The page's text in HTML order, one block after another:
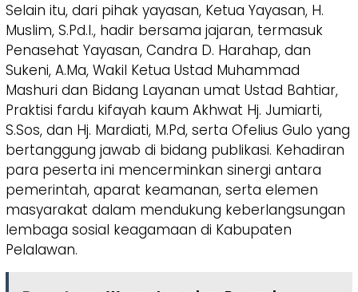
Selain itu, dari pihak yayasan, Ketua Yayasan, H.
Muslim, S.Pd.I., hadir bersama jajaran, termasuk
Penasehat Yayasan, Candra D. Harahap, dan
Sukeni, A.Ma, Wakil Ketua Ustad Muhammad
Mashuri dan Bidang Layanan umat Ustad Bahtiar,
Praktisi fardu kifayah kaum Akhwat Hj. Jumiarti,
S.Sos, dan Hj. Mardiati, M.Pd, serta Ofelius Gulo yang
bertanggung jawab di bidang publikasi. Kehadiran
para peserta ini mencerminkan sinergi antara
pemerintah, aparat keamanan, serta elemen
masyarakat dalam mendukung keberlangsungan
lembaga sosial keagamaan di Kabupaten
Pelalawan.